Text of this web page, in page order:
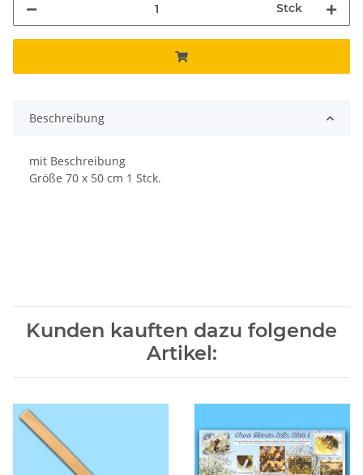
Stck
Beschreibung
mit Beschreibung
Größe 70 x 50 cm 1 Stck.
Kunden kauften dazu folgende
Artikel: